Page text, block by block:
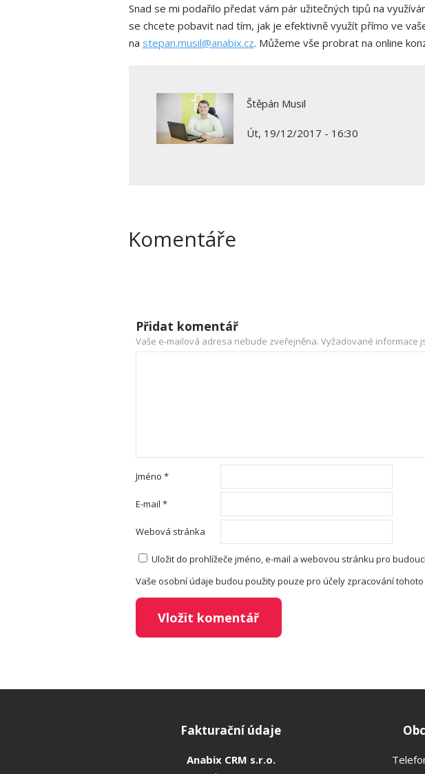
Snad se mi podařilo předat vám pár užitečných tipů na
se chcete pobavit nad tím, jak je efektivně využít přímo ve
na stepan.musil@anabix.cz. Můžeme vše probrat na online
Štěpán Musil
Út, 19/12/2017 - 16:30
Komentáře
Přidat komentář
Vaše e-mailová adresa nebude zveřejněna. Vyžadované informace
Jméno *
E-mail *
Webová stránka
Uložit do prohlížeče jméno, e-mail a webovou stránku pro
Vaše osobní údaje budou použity pouze pro účely zpracování
Fakturační údaje
Anabix CRM s.r.o.